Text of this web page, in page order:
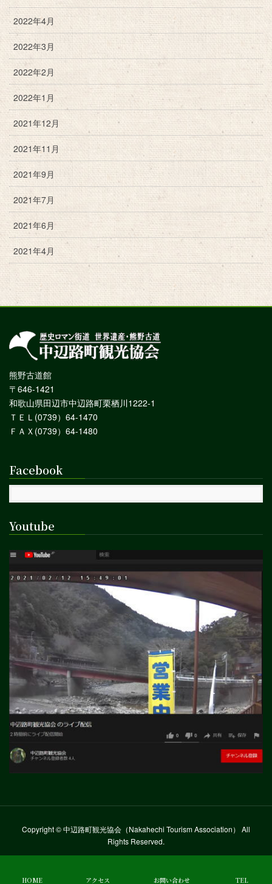
2022年4月
2022年3月
2022年2月
2022年1月
2021年12月
2021年11月
2021年9月
2021年7月
2021年6月
2021年4月
熊野古道館
〒646-1421
和歌山県田辺市中辺路町栗栖川1222-1
ＴＥＬ(0739）64-1470
ＦＡＸ(0739）64-1480
Facebook
Youtube
Copyright © 中辺路町観光協会（Nakahechi Tourism Association） All
Rights Reserved.
HOME アクセス お問い合わせ TEL